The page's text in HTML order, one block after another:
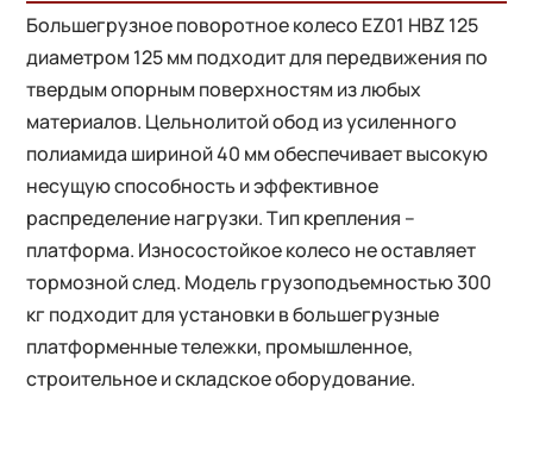
Большегрузное поворотное колесо EZ01 HBZ 125
диаметром 125 мм подходит для передвижения по
твердым опорным поверхностям из любых
материалов. Цельнолитой обод из усиленного
полиамида шириной 40 мм обеспечивает высокую
несущую способность и эффективное
распределение нагрузки. Тип крепления –
платформа. Износостойкое колесо не оставляет
тормозной след. Модель грузоподъемностью 300
кг подходит для установки в большегрузные
платформенные тележки, промышленное,
строительное и складское оборудование.